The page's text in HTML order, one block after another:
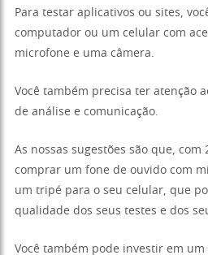
Para testar aplicativos ou sites,
computador ou um celular com
microfone e uma câmera.
Você também precisa ter atenção
de análise e comunicação.
As nossas sugestões são que, com
comprar um fone de ouvido com
um tripé para o seu celular, que
qualidade dos seus testes e dos
Você também pode investir em um